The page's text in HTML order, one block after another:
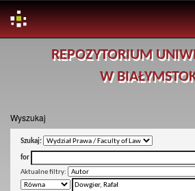
REPOZYTORIUM
W
Wyszukaj
Szukaj:
for
Aktualne filtry: